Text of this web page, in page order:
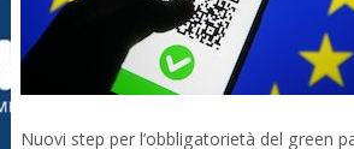
Nuovi step per l’obbligatorietà del green